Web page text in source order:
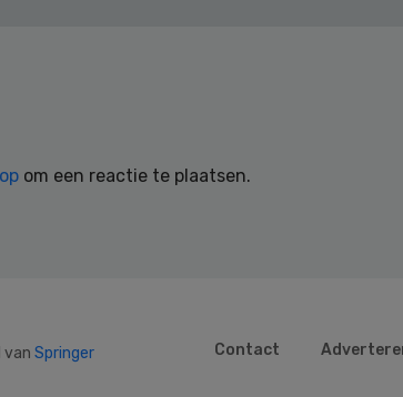
om een reactie te plaatsen.
van Springer
Contact